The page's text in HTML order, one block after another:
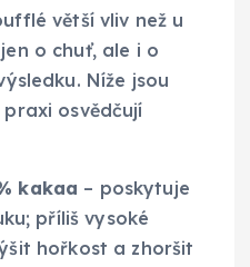
větší vliv než u
o chuť, ale i o
Níže jsou
osvědčují
kakaa – poskytuje
příliš vysoké
hořkost a zhoršit